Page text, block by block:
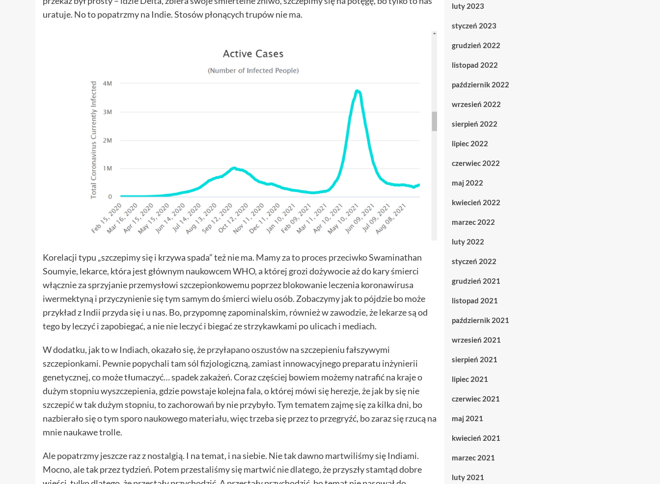
uratuje. No to popatrzmy na Indie. Stosów płonących trupów nie ma.
Korelacji typu „szczepimy się i krzywa spada” też nie ma. Mamy za to proces przeciwkoSwaminathan
Soumyie, lekarce, która jest głównym naukowcem WHO, a której grozi dożywocie aż do kary śmierci
włącznie za sprzyjanie przemysłowi szczepionkowemu poprzez blokowanie leczenia koronawirusa
iwermektyną i przyczynienie się tym samym do śmierci wielu osób. Zobaczymy jak to pójdzie bo może
przykład z Indii przyda się i u nas. Bo, przypomnę zapominalskim, również w zawodzie, że lekarze są od
tego by leczyć i zapobiegać, a nie nie leczyć i biegać ze strzykawkami po ulicach i mediach.
W dodatku, jak to w Indiach, okazało się, żeprzyłapano oszustówna szczepieniu fałszywymi
szczepionkami. Pewnie popychali tam sól fizjologiczną, zamiast innowacyjnego preparatu inżynierii
genetycznej, co może tłumaczyć… spadek zakażeń. Coraz częściej bowiem możemy natrafić na kraje o
dużym stopniu wyszczepienia, gdzie powstaje kolejna fala, o której mówi się herezje, że jak by się nie
szczepić w tak dużym stopniu, to zachorowań by nie przybyło. Tym tematem zajmę się za kilka dni, bo
nazbierało się o tym sporo naukowego materiału, więc trzeba się przez to przegryźć, bo zaraz się rzucą na
mnie naukawe trolle.
Ale popatrzmy jeszcze raz z nostalgią. I na temat, i na siebie. Nie tak dawno martwiliśmy się Indiami.
Mocno, ale tak przez tydzień. Potem przestaliśmy się martwić nie dlatego, że przyszły stamtąd dobre
luty 2023
styczeń 2023
grudzień 2022
listopad 2022
październik 2022
wrzesień 2022
sierpień 2022
lipiec 2022
czerwiec 2022
maj 2022
kwiecień 2022
marzec 2022
luty 2022
styczeń 2022
grudzień 2021
listopad 2021
październik 2021
wrzesień 2021
sierpień 2021
lipiec 2021
czerwiec 2021
maj 2021
kwiecień 2021
marzec 2021
luty 2021